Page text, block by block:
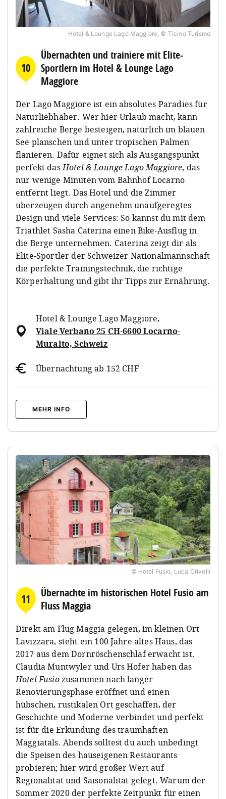
Hotel & Lounge Lago Maggiore, © Ticino Turismo
10
Übernachten und trainiere mit Elite-
Sportlern im Hotel & Lounge Lago
Maggiore
Der Lago Maggiore ist ein absolutes Paradies für
Naturliebhaber. Wer hier Urlaub macht, kann
zahlreiche Berge besteigen, natürlich im blauen
See planschen und unter tropischen Palmen
flanieren. Dafür eignet sich als Ausgangspunkt
perfekt dasHotel & Lounge Lago Maggiore, das
nur wenige Minuten vom Bahnhof Locarno
entfernt liegt. Das Hotel und die Zimmer
überzeugen durch angenehm unaufgeregtes
Design und viele Services: So kannst du mit dem
Triathlet Sasha Caterina einen Bike-Ausflug in
die Berge unternehmen. Caterina zeigt dir als
Elite-Sportler der Schweizer Nationalmannschaft
die perfekte Trainingstechnik, die richtige
Körperhaltung und gibt ihr Tipps zur Ernährung.
Hotel & Lounge Lago Maggiore,
Viale Verbano 25 CH-6600 Locarno-
Muralto, Schweiz
Übernachtung ab 152 CHF
MEHR INFO
© Hotel Fusio, Luca Crivelli
11
Übernachte im historischen Hotel Fusio am
Fluss Maggia
Direkt am Flug Maggia gelegen, im kleinen Ort
Lavizzara, steht ein 100 Jahre altes Haus, das
2017 aus dem Dornröschenschlaf erwacht ist.
Claudia Muntwyler und Urs Hofer haben das
Hotel Fusiozusammen nach langer
Renovierungsphase eröffnet und einen
hübschen, rustikalen Ort geschaffen, der
Geschichte und Moderne verbindet und perfekt
ist für die Erkundung des traumhaften
Maggiatals. Abends solltest du auch unbedingt
die Speisen des hauseigenen Restaurants
probieren; hier wird großer Wert auf
Regionalität und Saisonalität gelegt. Warum der
Sommer 2020 der perfekte Zeitpunkt für einen